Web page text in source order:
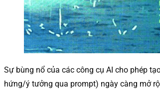
Sự bùng nổ của các công cụ AI cho phép
hứng/ý tưởng qua prompt) ngày càng mở